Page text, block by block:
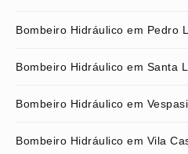
Bombeiro Hidráulico em Pedro
Bombeiro Hidráulico em Santa
Bombeiro Hidráulico em
Bombeiro Hidráulico em Vila